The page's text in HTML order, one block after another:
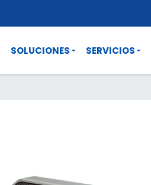
SOLUCIONES SERVICIOS